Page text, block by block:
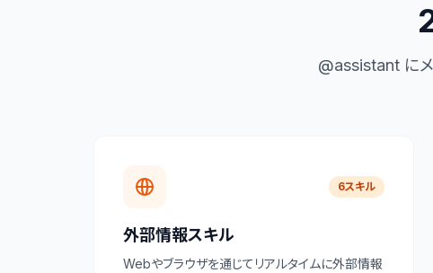
@assistant にメ
6スキル
外部情報スキル
Webやブラウザを通じてリアルタイムに外部情報